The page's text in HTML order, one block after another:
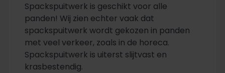
Spackspuitwerk is geschikt voor alle
panden! Wij zien echter vaak dat
spackspuitwerk wordt gekozen in panden
met veel verkeer, zoals in de horeca.
Spackspuitwerk is uiterst slijtvast en
krasbestendig.